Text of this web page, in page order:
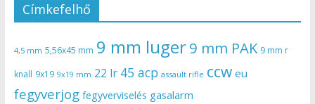
Címkefelhő
4,5 mm 5,56x45 mm 9 mm luger9 mm PAK 9 mm r
knall 9x19 9x19 mm 22 lr 45 acp assault rifle ccw eu
fegyverjog fegyverviselés gasalarm